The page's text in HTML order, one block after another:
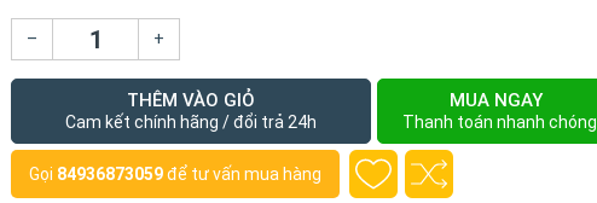
– +
THÊM VÀO GIỎ
Cam kết chính hãng / đổi trả 24h
MUA NGAY
Thanh toán nhanh chóng
Gọi 84936873059để tư vấn mua hàng